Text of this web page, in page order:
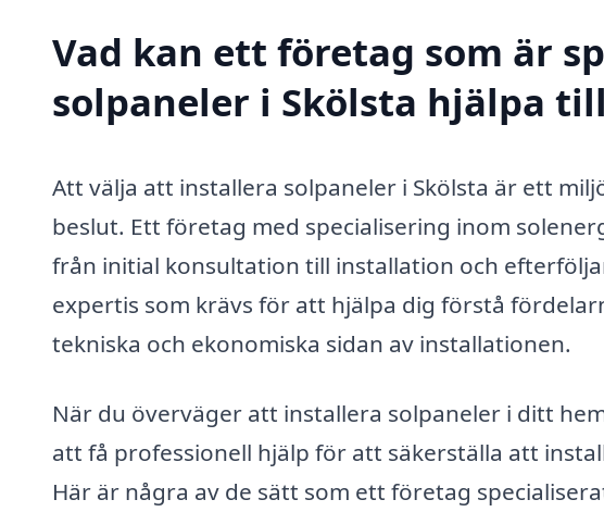
Vad kan ett företag som är
solpaneler i Skölsta hjälpa
Att välja att installera solpaneler i Skölsta är ett
beslut. Ett företag med specialisering inom
från initial konsultation till installation och
expertis som krävs för att hjälpa dig förstå
tekniska och ekonomiska sidan av installationen.
När du överväger att installera solpaneler i ditt
att få professionell hjälp för att säkerställa att
Här är några av de sätt som ett företag